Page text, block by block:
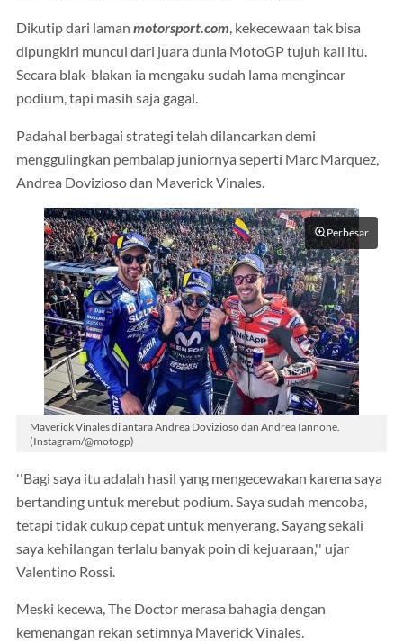
Dikutip dari laman motorsport.com, kekecewaan tak bisa
dipungkiri muncul dari juara dunia MotoGP tujuh kali itu.
Secara blak-blakan ia mengaku sudah lama mengincar
podium, tapi masih saja gagal.
Padahal berbagai strategi telah dilancarkan demi
menggulingkan pembalap juniornya seperti Marc Marquez,
Andrea Dovizioso dan Maverick Vinales.
Perbesar
Maverick Vinales di antara Andrea Dovizioso dan Andrea Iannone.
(Instagram/@motogp)
''Bagi saya itu adalah hasil yang mengecewakan karena saya
bertanding untuk merebut podium. Saya sudah mencoba,
tetapi tidak cukup cepat untuk menyerang. Sayang sekali
saya kehilangan terlalu banyak poin di kejuaraan,'' ujar
Valentino Rossi.
Meski kecewa, The Doctor merasa bahagia dengan
kemenangan rekan setimnya Maverick Vinales.